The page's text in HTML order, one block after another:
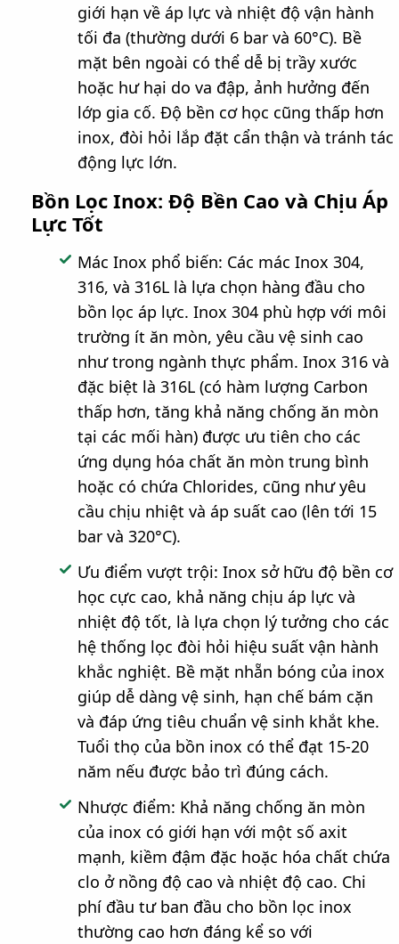
giới hạn về áp lực và nhiệt độ vận hành
tối đa (thường dưới 6 bar và 60°C). Bề
mặt bên ngoài có thể dễ bị trầy xước
hoặc hư hại do va đập, ảnh hưởng đến
lớp gia cố. Độ bền cơ học cũng thấp hơn
inox, đòi hỏi lắp đặt cẩn thận và tránh tác
động lực lớn.
Bồn Lọc Inox: Độ Bền Cao và Chịu Áp
Lực Tốt
Mác Inox phổ biến: Các mác Inox 304,
316, và 316L là lựa chọn hàng đầu cho
bồn lọc áp lực. Inox 304 phù hợp với môi
trường ít ăn mòn, yêu cầu vệ sinh cao
như trong ngành thực phẩm. Inox 316 và
đặc biệt là 316L (có hàm lượng Carbon
thấp hơn, tăng khả năng chống ăn mòn
tại các mối hàn) được ưu tiên cho các
ứng dụng hóa chất ăn mòn trung bình
hoặc có chứa Chlorides, cũng như yêu
cầu chịu nhiệt và áp suất cao (lên tới 15
bar và 320°C).
Ưu điểm vượt trội: Inox sở hữu độ bền cơ
học cực cao, khả năng chịu áp lực và
nhiệt độ tốt, là lựa chọn lý tưởng cho các
hệ thống lọc đòi hỏi hiệu suất vận hành
khắc nghiệt. Bề mặt nhẵn bóng của inox
giúp dễ dàng vệ sinh, hạn chế bám cặn
và đáp ứng tiêu chuẩn vệ sinh khắt khe.
Tuổi thọ của bồn inox có thể đạt 15-20
năm nếu được bảo trì đúng cách.
Nhược điểm: Khả năng chống ăn mòn
của inox có giới hạn với một số axit
mạnh, kiềm đậm đặc hoặc hóa chất chứa
clo ở nồng độ cao và nhiệt độ cao. Chi
phí đầu tư ban đầu cho bồn lọc inox
thường cao hơn đáng kể so với